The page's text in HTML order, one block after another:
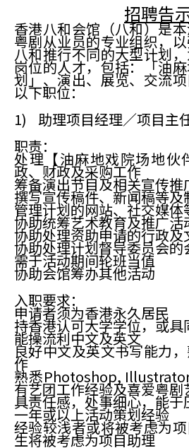
招聘告
香港八和会馆（八和）是
粤剧从业员的专业组织，
八和推行不同的大型计划
岗位的人才，包括：「油
划」、演出、展览、交流
以下职位：
1) 助理项目经理／项目主
职责：
处理【油麻地戏院场地伙
政、财政及采购工作
筹备演出节目及相关宣传推
撰写宣传稿件、新闻稿等及
管理计划的网站、社交媒
协助统筹艺术教育及推广活
协助处理资助申请的行政及
协助处理计划督导委员会
需于活动期间轮班当值
协助会馆筹办其他活动
入职要求：
申请者须为香港永久居民
持香港认可大学学位，或具
能操流利中文及英文
良好中文及英文书写能力
作
熟悉Photoshop,
有艺团工作经验及喜爱粤
具责任感，处事细心，能于
一年或以上活动策划经验
经验较浅者或将被考虑为
生将被考虑为项目助理